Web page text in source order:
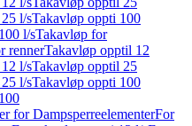
l/sTakavløp oppti 100
l/sTakavløp for
rennerTakavløp opptil 12
l/sTakavløp opptil 25
l/sTakavløp oppti 100
for DampsperreelementerFor